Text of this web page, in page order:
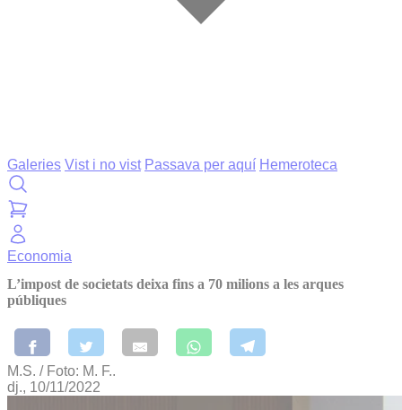
Galeries Vist i no vist Passava per aquí Hemeroteca
Economia
L’impost de societats deixa fins a 70 milions a les arques
públiques
M.S. / Foto: M. F..
dj., 10/11/2022